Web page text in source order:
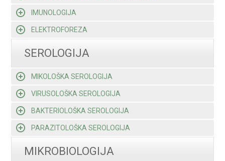
IMUNOLOGIJA
ELEKTROFOREZA
SEROLOGIJA
MIKOLOŠKA SEROLOGIJA
VIRUSOLOŠKA SEROLOGIJA
BAKTERIOLOŠKA SEROLOGIJA
PARAZITOLOŠKA SEROLOGIJA
MIKROBIOLOGIJA